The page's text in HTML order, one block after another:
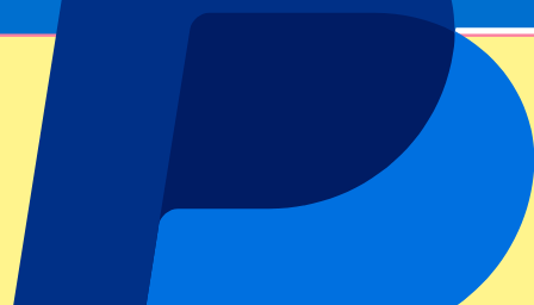
Footer menu
Top-Klubs
Manchester United
Manchester City
FC Barcelona
AC Mailand